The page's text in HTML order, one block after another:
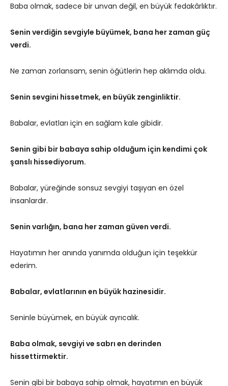
Baba olmak, sadece bir unvan değil, en büyük fedakârlıktır.
Senin verdiğin sevgiyle büyümek, bana her zaman güç
verdi.
Ne zaman zorlansam, senin öğütlerin hep aklımda oldu.
Senin sevgini hissetmek, en büyük zenginliktir.
Babalar, evlatları için en sağlam kale gibidir.
Senin gibi bir babaya sahip olduğum için kendimi çok
şanslı hissediyorum.
Babalar, yüreğinde sonsuz sevgiyi taşıyan en özel
insanlardır.
Senin varlığın, bana her zaman güven verdi.
Hayatımın her anında yanımda olduğun için teşekkür
ederim.
Babalar, evlatlarının en büyük hazinesidir.
Seninle büyümek, en büyük ayrıcalık.
Baba olmak, sevgiyi ve sabrı en derinden
hissettirmektir.
Senin gibi bir babaya sahip olmak, hayatımın en büyük